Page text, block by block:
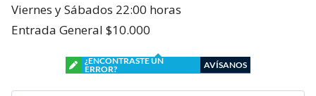
Viernes y Sábados 22:00 horas
Entrada General $10.000
¿ENCONTRASTE UN
ERROR?
AVÍSANOS